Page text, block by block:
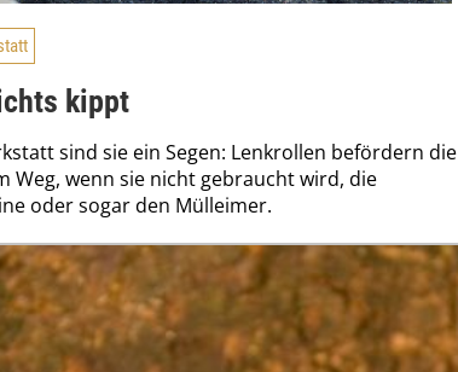
kippt
sind sie ein Segen: Lenkrollen befördern die
Weg, wenn sie nicht gebraucht wird, die
oder sogar den Mülleimer.